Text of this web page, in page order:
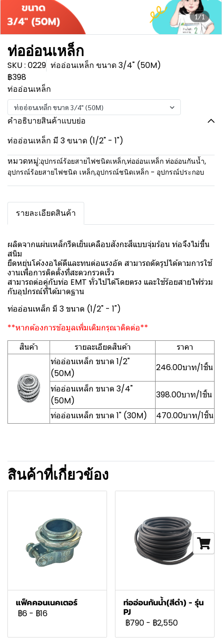
1/1
ท่ออ่อนเหล็ก
SKU : 0229 ท่ออ่อนเหล็ก ขนาด 3/4" (50M)
฿398
ท่ออ่อนเหล็ก
ท่ออ่อนเหล็ก ขนาด 3/4" (50M)
คำอธิบายสินค้าแบบย่อ
ท่ออ่อนเหล็ก มี 3 ขนาด (1/2" - 1")
หมวดหมู่:อุปกรณ์ร้อยสายไฟชนิดเหล็ก,ท่ออ่อนเหล็ก ท่ออ่อนกันน้ำ,
อุปกรณ์ร้อยสายไฟชนิด เหล็ก,อุปกรณ์ชนิดเหล็ก - อุปกรณ์ประกอบ
รายละเอียดสินค้า
ผลิตจากแผ่นเหล็กรีดเย็นเคลือบสังกะสีแบบจุ่มร้อน ท่อจึงไม่ขึ้น
สนิม
ยืดหยุ่นโค้งงอได้ดีและทนต่อแรงอัด สามารถดัดรูปได้ตามการใช้
งานเพื่อการติดตั้งที่สะดวกรวดเร็ว
สามารถต่อคู่กับท่อ EMT ทั่วไปได้โดยตรง และใช้ร้อยสายไฟร่วม
กับอุปกรณ์ที่ได้มาตฐาน
ท่ออ่อนเหล็ก มี 3 ขนาด (1/2" - 1")
**หากต้องการข้อมูลเพิ่มเติมกรุณาติดต่อ**
สินค้า
รายละเอียดสินค้า
ราคา
ท่ออ่อนเหล็ก ขนาด 1/2"
(50M)
246.00บาท/1ชิ้น
ท่ออ่อนเหล็ก ขนาด 3/4"
(50M)
398.00บาท/1ชิ้น
ท่ออ่อนเหล็ก ขนาด 1" (30M)
470.00บาท/1ชิ้น
สินค้าที่เกี่ยวข้อง
แฟ็คคอนเนคเตอร์
฿6 - ฿16
ท่ออ่อนกันน้ำ(สีดำ) - รุ่น
PJ
฿790 - ฿2,550